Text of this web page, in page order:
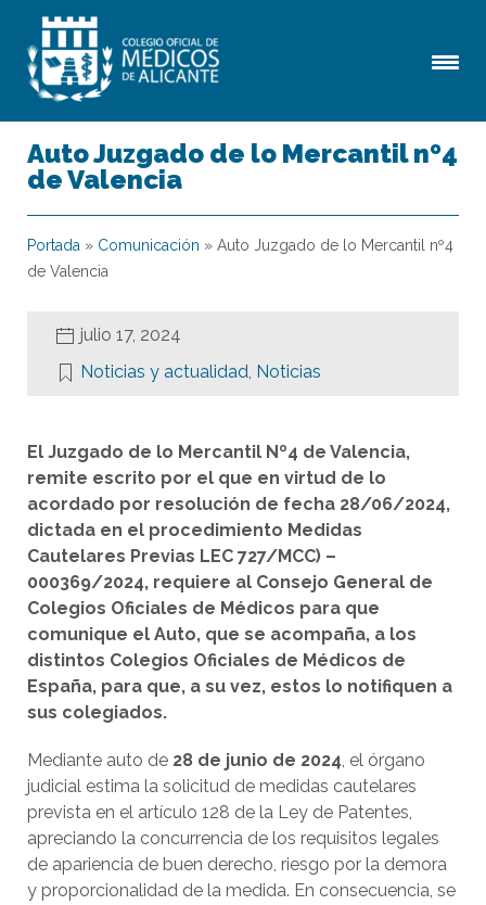
Auto Juzgado de lo Mercantil nº4
de Valencia
Portada » Comunicación » Auto Juzgado de lo Mercantil nº4
de Valencia
julio 17, 2024
Noticias y actualidad, Noticias
El Juzgado de lo Mercantil Nº4 de Valencia,
remite escrito por el que en virtud de lo
acordado por resolución de fecha 28/06/2024,
dictada en el procedimiento Medidas
Cautelares Previas LEC 727/MCC) –
000369/2024, requiere al Consejo General de
Colegios Oficiales de Médicos para que
comunique el Auto, que se acompaña, a los
distintos Colegios Oficiales de Médicos de
España, para que, a su vez, estos lo notifiquen a
sus colegiados.
Mediante auto de 28 de junio de 2024, el órgano
judicial estima la solicitud de medidas cautelares
prevista en el artículo 128 de la Ley de Patentes,
apreciando la concurrencia de los requisitos legales
de apariencia de buen derecho, riesgo por la demora
y proporcionalidad de la medida. En consecuencia, se